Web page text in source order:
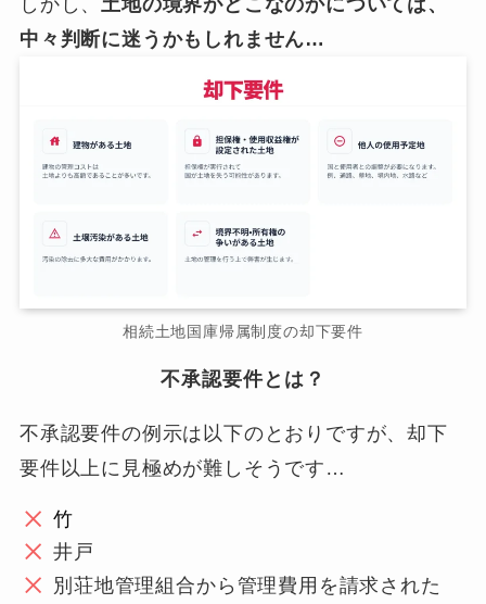
しかし、土地の境界がどこなのかについては、
中々判断に迷うかもしれません…
相続土地国庫帰属制度の却下要件
不承認要件とは？
不承認要件の例示は以下のとおりですが、却下
要件以上に見極めが難しそうです…
竹
井戸
別荘地管理組合から管理費用を請求された